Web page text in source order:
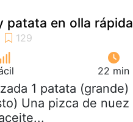
patata en olla rápida
22 min
1 patata (grande)
Una pizca de nuez